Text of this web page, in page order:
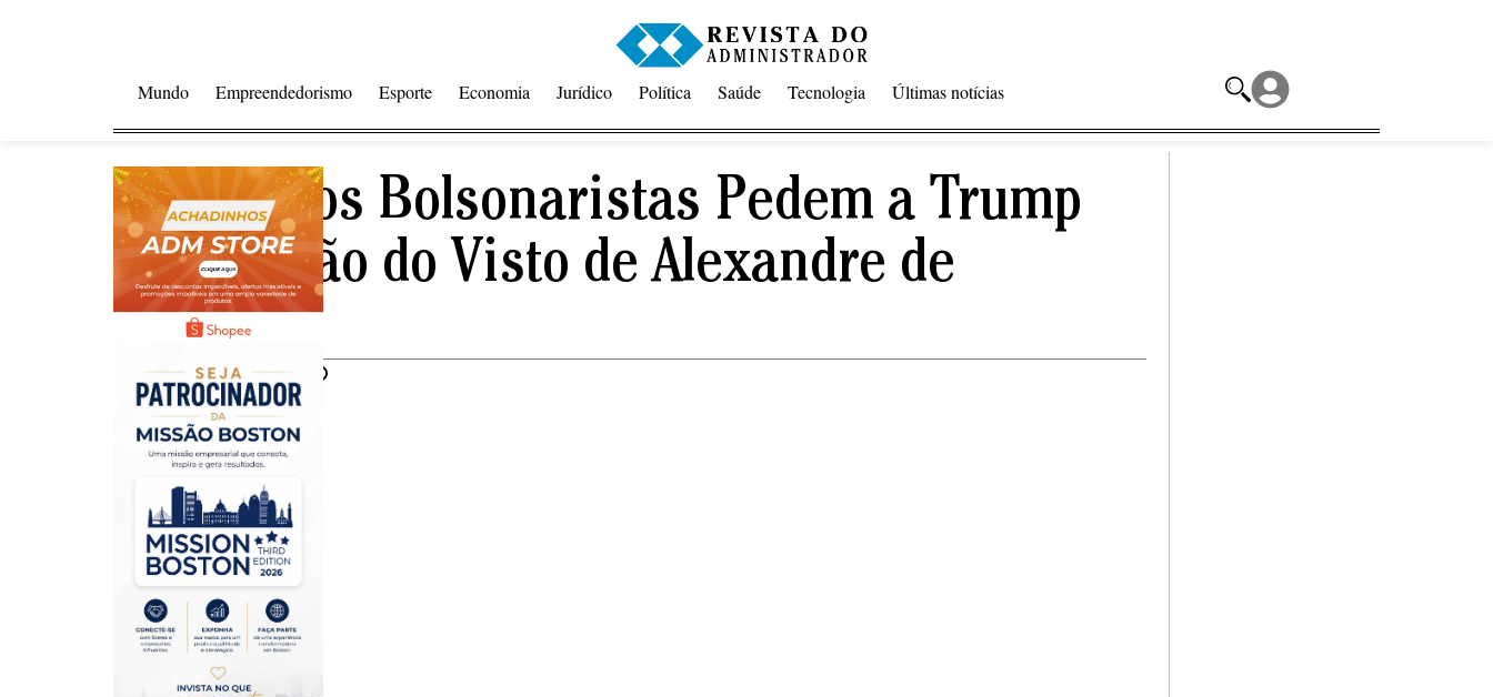
Mundo Empreendedorismo Esporte Economia Jurídico Política Saúde Tecnologia Últimas notícias
Deputados Bolsonaristas Pedem a Trump
Suspensão do Visto de Alexandre de
Moraes.
Compartilhar notícia